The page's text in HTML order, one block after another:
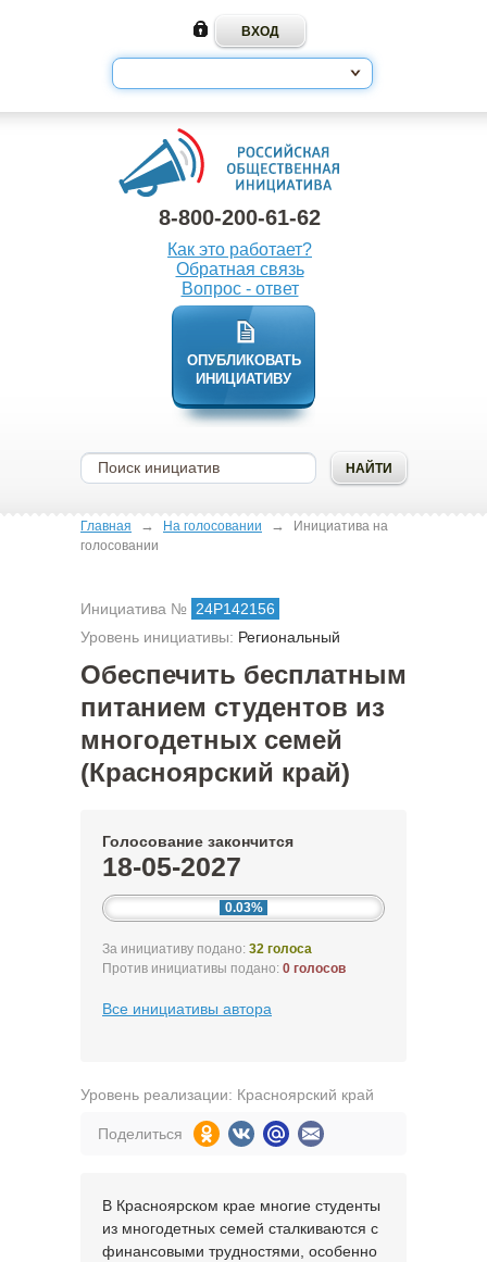
8-800-200-61-62
Как это работает?
Обратная связь
Вопрос - ответ
ОПУБЛИКОВАТЬ
ИНИЦИАТИВУ
Главная → На голосовании →
Инициатива на
голосовании
Инициатива № 24Р142156
Уровень инициативы: Региональный
Обеспечить бесплатным
питанием студентов из
многодетных семей
(Красноярский край)
Голосование закончится
18-05-2027
0.03%
За инициативу подано: 32 голоса
Против инициативы подано: 0 голосов
Все инициативы автора
Уровень реализации: Красноярский край
Поделиться
В Красноярском крае многие студенты
из многодетных семей сталкиваются с
финансовыми трудностями, особенно